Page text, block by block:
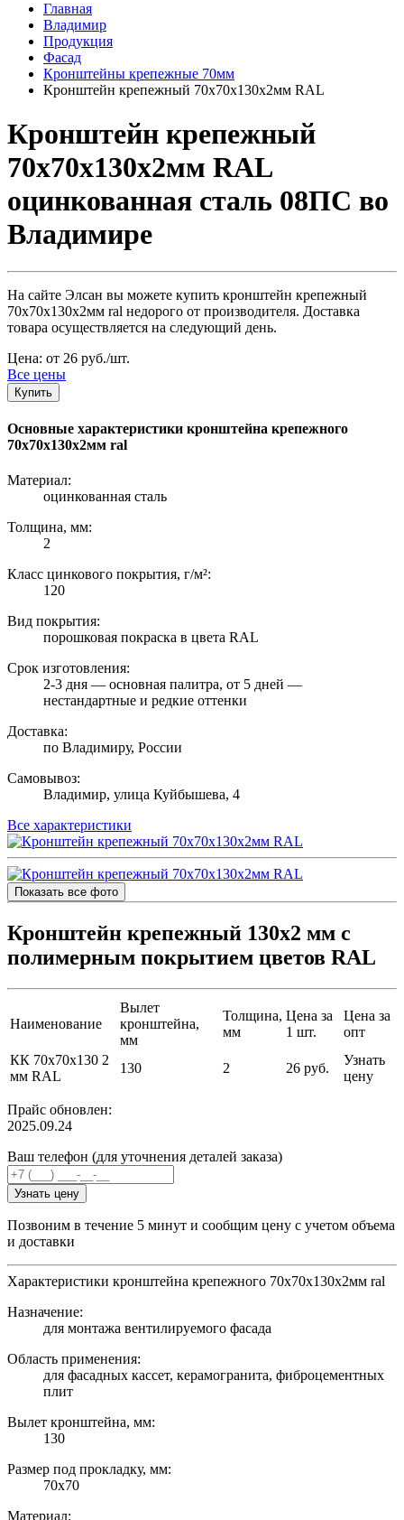
Главная
Владимир
Продукция
Фасад
Кронштейны крепежные 70мм
Кронштейн крепежный 70х70х130х2мм RAL
Кронштейн крепежный
70х70х130х2мм RAL
оцинкованная сталь 08ПС во
Владимире
На сайте Элсан вы можете купить кронштейн крепежный
70х70х130х2мм ral недорого от производителя. Доставка
товара осуществляется на следующий день.
Цена: от 26 руб./шт.
Все цены
Купить
Основные характеристики кронштейна крепежного
70х70х130х2мм ral
Материал:
оцинкованная сталь
Толщина, мм:
2
Класс цинкового покрытия, г/м²:
120
Вид покрытия:
порошковая покраска в цвета RAL
Срок изготовления:
2-3 дня — основная палитра, от 5 дней —
нестандартные и редкие оттенки
Доставка:
по Владимиру, России
Самовывоз:
Владимир, улица Куйбышева, 4
Все характеристики
Показать все фото
Кронштейн крепежный 130х2 мм с
полимерным покрытием цветов RAL
Наименование
Вылет
кронштейна,
мм
Толщина,
мм
Цена за
1 шт.
Цена за
опт
КК 70х70х130 2
мм RAL
130 2 26 руб.
Узнать
цену
Прайс обновлен:
2025.09.24
Ваш телефон (для уточнения деталей заказа)
Узнать цену
Позвоним в течение 5 минут и сообщим цену с учетом объема
и доставки
Характеристики кронштейна крепежного 70х70х130х2мм ral
Назначение:
для монтажа вентилируемого фасада
Область применения:
для фасадных кассет, керамогранита, фиброцементных
плит
Вылет кронштейна, мм:
130
Размер под прокладку, мм:
70х70
Материал: